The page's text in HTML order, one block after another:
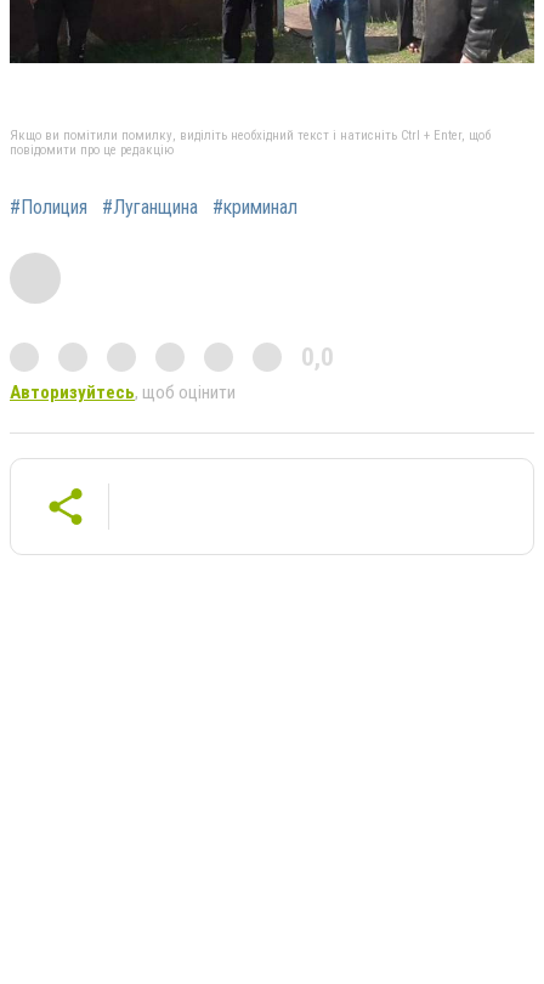
Якщо ви помітили помилку, виділіть необхідний текст і натисніть Ctrl + Enter, щоб
повідомити про це редакцію
#Полиция #Луганщина #криминал
0,0
Авторизуйтесь, щоб оцінити